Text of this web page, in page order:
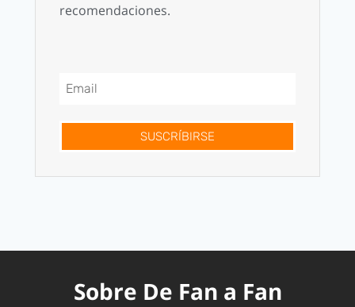
recomendaciones.
SUSCRÍBIRSE
Sobre De Fan a Fan